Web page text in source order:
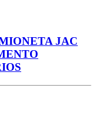
JAC